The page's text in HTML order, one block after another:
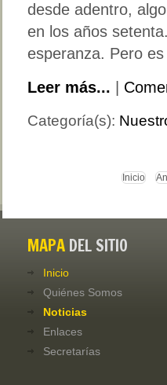
desde adentro,
en los años
esperanza. Pero
Leer más...
Categoría(s):
Inicio
MAPA DEL SITIO
Inicio
Quiénes Somos
Noticias
Enlaces
Secretarías